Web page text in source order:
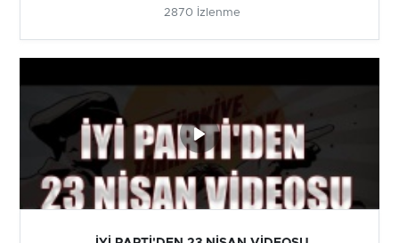
2870 İzlenme